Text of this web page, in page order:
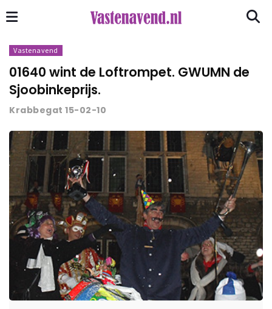
Vastenavend
01640 wint de Loftrompet. GWUMN de
Sjoobinkeprijs.
Krabbegat 15-02-10